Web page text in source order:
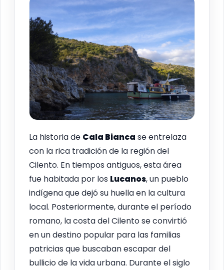
La historia de Cala Bianca se entrelaza
con la rica tradición de la región del
Cilento. En tiempos antiguos, esta área
fue habitada por los Lucanos, un pueblo
indígena que dejó su huella en la cultura
local. Posteriormente, durante el período
romano, la costa del Cilento se convirtió
en un destino popular para las familias
patricias que buscaban escapar del
bullicio de la vida urbana. Durante el siglo